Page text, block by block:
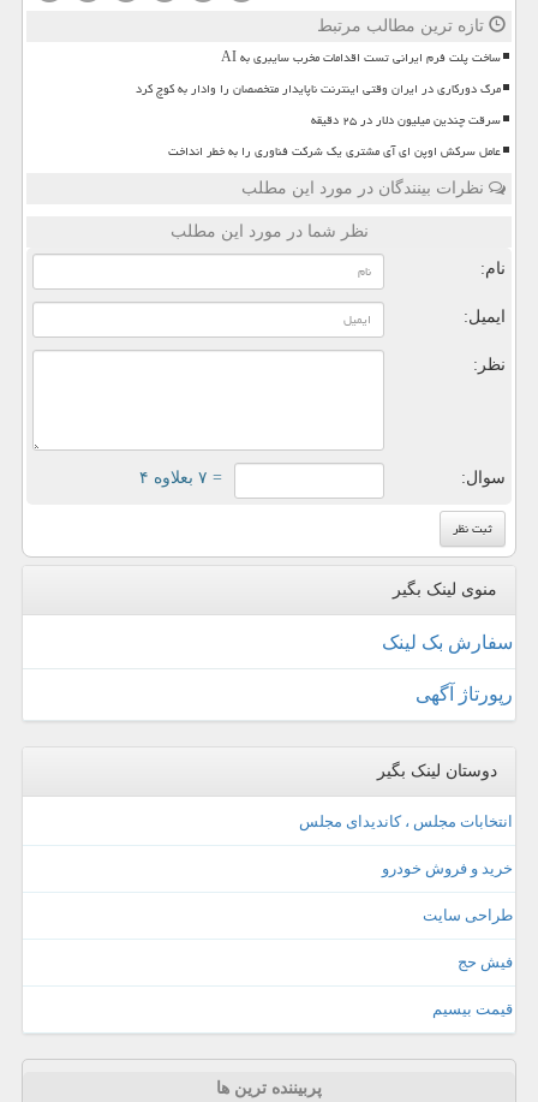
تازه ترین مطالب مرتبط
ساخت پلت فرم ایرانی تست اقدامات مخرب سایبری به AI
مرگ دورکاری در ایران وقتی اینترنت ناپایدار متخصصان را وادار به کوچ کرد
سرقت چندین میلیون دلار در ۲۵ دقیقه
عامل سرکش اوپن ای آی مشتری یک شرکت فناوری را به خطر انداخت
نظرات بینندگان در مورد این مطلب
نظر شما در مورد این مطلب
نام:
ایمیل:
نظر:
سوال: = ۷ بعلاوه ۴
منوی لینک بگیر
سفارش بک لینک
رپورتاژ آگهی
دوستان لینک بگیر
انتخابات مجلس ، کاندیدای مجلس
خرید و فروش خودرو
طراحی سایت
فیش حج
قیمت بیسیم
پربیننده ترین ها